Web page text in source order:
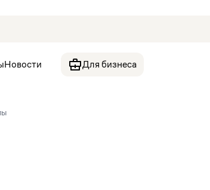
Новости Для бизнеса